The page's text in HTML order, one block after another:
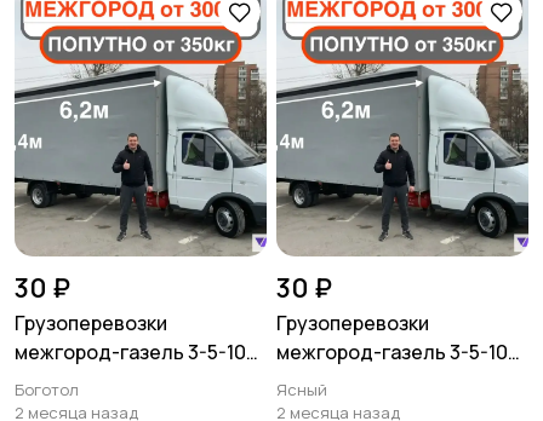
30 ₽
Грузоперевозки
межгород-газель 3-5-10
тонн
Боготол
2 месяца назад
30 ₽
Грузоперевозки
межгород-газель 3-5-10
тонн
Ясный
2 месяца назад